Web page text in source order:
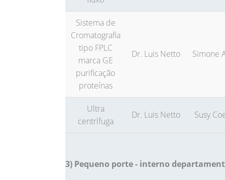
Sistema de
Cromatografia
tipo FPLC
marca GE
purificação
proteínas
Dr. Luis Netto Simone
Ultra
centrífuga
Dr. Luis Netto Susy
3) Pequeno porte - interno